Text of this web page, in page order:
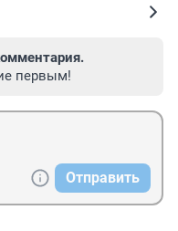
первым!
Отправить